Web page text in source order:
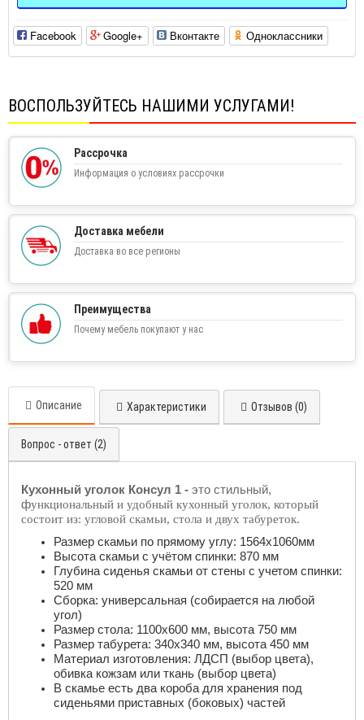
Facebook Google+ Вконтакте Одноклассники
ВОСПОЛЬЗУЙТЕСЬ НАШИМИ УСЛУГАМИ!
Рассрочка
Информация о условиях рассрочки
Доставка мебели
Доставка во все регионы
Преимущества
Почему мебель покупают у нас
Описание Характеристики Отзывов (0)
Вопрос - ответ (2)
Кухонный уголок Консул 1 - это стильный,
функциональный и удобный кухонный уголок, который
состоит из: угловой скамьи, стола и двух табуреток.
Размер скамьи по прямому углу: 1564х1060мм
Высота скамьи с учётом спинки: 870 мм
Глубина сиденья скамьи от стены с учетом спинки:
520 мм
Сборка: универсальная (собирается на любой
угол)
Размер стола: 1100х600 мм, высота 750 мм
Размер табурета: 340х340 мм, высота 450 мм
Материал изготовления: ЛДСП (выбор цвета),
обивка кожзам или ткань (выбор цвета)
В скамье есть два короба для хранения под
сиденьями приставных (боковых) частей